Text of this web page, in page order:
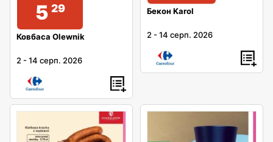
5 29
Ковбаса Olewnik
2 -14 серп. 2026
Бекон Karol
2 -14 серп. 2026